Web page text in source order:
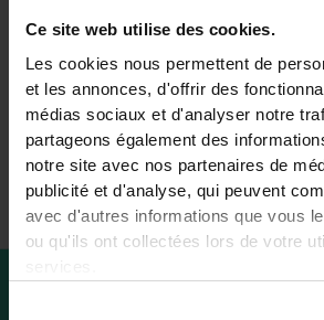
Ce site web utilise des cookies.
Les cookies nous permettent de
et les annonces, d'offrir des
médias sociaux et d'analyser notre
partageons également des
notre site avec nos partenaires de
publicité et d'analyse, qui peuvent
avec d'autres informations que vous
ou qu'ils ont collectées lors de votre
Riz Pure Basmati
Riz Sec